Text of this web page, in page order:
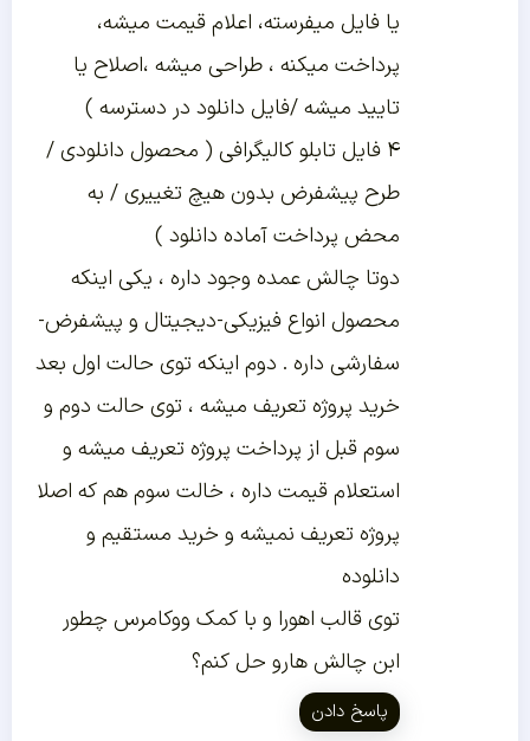
یا فایل میفرسته، اعلام قیمت میشه،
پرداخت میکنه ، طراحی میشه ،اصلاح یا
تایید میشه /فایل دانلود در دسترسه )
۴ فایل تابلو کالیگرافی ( محصول دانلودی /
طرح پیشفرض بدون هیچ تغییری / به
محض پرداخت آماده دانلود )
دوتا چالش عمده وجود داره ، یکی اینکه
محصول انواع فیزیکی-دیجیتال و پیشفرض-
سفارشی داره . دوم اینکه توی حالت اول بعد
خرید پروژه تعریف میشه ، توی حالت دوم و
سوم قبل از پرداخت پروژه تعریف میشه و
استعلام قیمت داره ، خالت سوم هم که اصلا
پروژه تعریف نمیشه و خرید مستقیم و
دانلوده
توی قالب اهورا و با کمک ووکامرس چطور
ابن چالش هارو حل کنم؟
پاسخ دادن